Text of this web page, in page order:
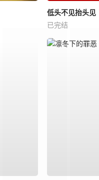
低头不见抬头见
已完结